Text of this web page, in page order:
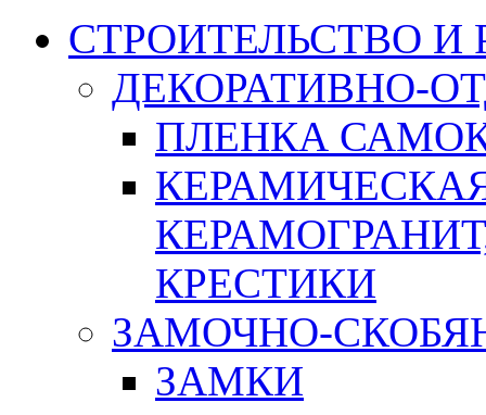
СТРОИТЕЛЬСТВО И
ДЕКОРАТИВНО-
ПЛЕНКА
КРЕСТИКИ
ЗАМОЧНО-
ЗАМКИ